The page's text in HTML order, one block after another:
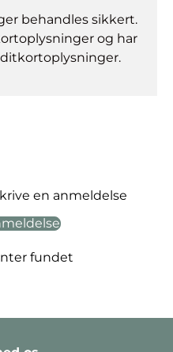
behandles sikkert.
og har
en anmeldelse
fundet